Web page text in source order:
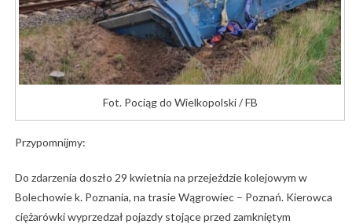
Fot. Pociąg do Wielkopolski / FB
Przypomnijmy:
Do zdarzenia doszło 29 kwietnia na przejeździe kolejowym w
Bolechowie k. Poznania, na trasie Wągrowiec – Poznań. Kierowca
ciężarówki wyprzedzał pojazdy stojące przed zamkniętym